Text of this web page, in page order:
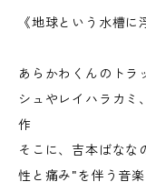
《地球という水槽に
あらかわくんのトラ
シュやレイハラカミ
作
そこに、吉本ばなな
性と痛み"を伴う音楽